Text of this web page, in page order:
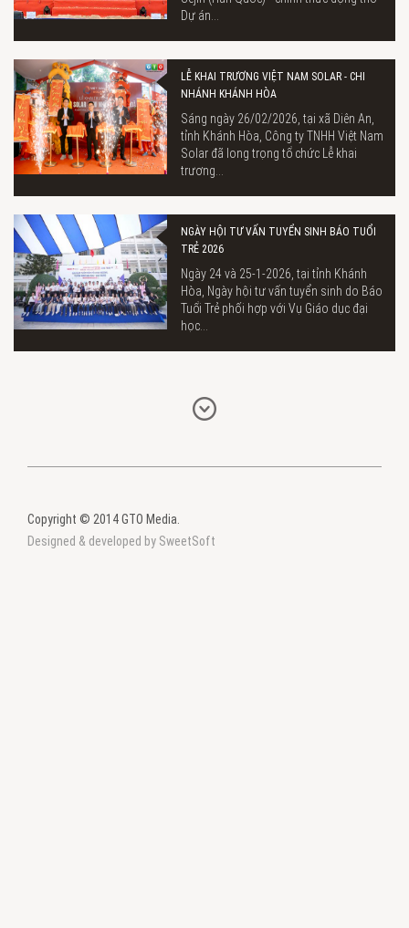
Dự án...
LỄ KHAI TRƯƠNG VIỆT NAM SOLAR - CHI
NHÁNH KHÁNH HÒA
Sáng ngày 26/02/2026, tại xã Diên An,
tỉnh Khánh Hòa, Công ty TNHH Việt Nam
Solar đã long trọng tổ chức Lễ khai
trương...
NGÀY HỘI TƯ VẤN TUYỂN SINH BÁO TUỔI
TRẺ 2026
Ngày 24 và 25-1-2026, tại tỉnh Khánh
Hòa, Ngày hội tư vấn tuyển sinh do Báo
Tuổi Trẻ phối hợp với Vụ Giáo dục đại
học...
Copyright © 2014 GTO Media.
Designed & developed by SweetSoft